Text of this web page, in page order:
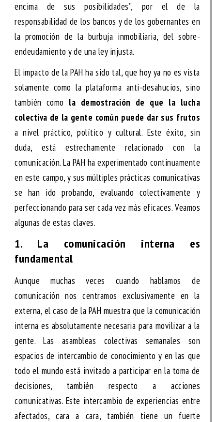
encima de sus posibilidades”, por el de la
responsabilidad de los bancos y de los gobernantes en
la promoción de la burbuja inmobiliaria, del sobre-
endeudamiento y de una ley injusta.
El impacto de la PAH ha sido tal, que hoy ya no es vista
solamente como la plataforma anti-desahucios, sino
también como la demostración de que la lucha
colectiva de la gente común puede dar sus frutos
a nivel práctico, político y cultural. Este éxito, sin
duda, está estrechamente relacionado con la
comunicación. La PAH ha experimentado continuamente
en este campo, y sus múltiples prácticas comunicativas
se han ido probando, evaluando colectivamente y
perfeccionando para ser cada vez más eficaces. Veamos
algunas de estas claves.
1. La comunicación interna es
fundamental
Aunque muchas veces cuando hablamos de
comunicación nos centramos exclusivamente en la
externa, el caso de la PAH muestra que la comunicación
interna es absolutamente necesaria para movilizar a la
gente. Las asambleas colectivas semanales son
espacios de intercambio de conocimiento y en las que
todo el mundo está invitado a participar en la toma de
decisiones, también respecto a acciones
comunicativas. Este intercambio de experiencias entre
afectados, cara a cara, también tiene un fuerte